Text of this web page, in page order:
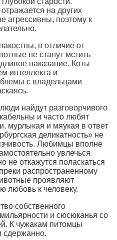
на других
агрессивны, поэтому к
в отличие от
не станут мстить
наказание. Коты
интеллекта и
с владельцами
найдут разговорчивого
и часто любят
мурлыкая и мяукая в ответ
деликатность» не
Любимцы вполне
увлечься
не откажутся поласкаться
распространенному
проявляют
любовь к человеку.
собственного
и сюсюканья со
К чужакам питомцы
сдержанно.